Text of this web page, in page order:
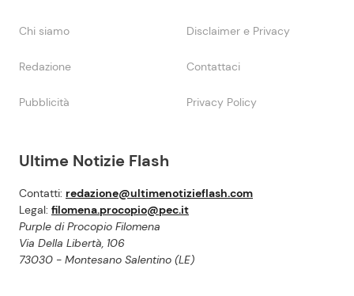
Ultime Notizie Flash
Contatti: redazione@ultimenotizieflash.com
Legal: filomena.procopio@pec.it
Purple di Procopio Filomena
Via Della Libertà, 106
73030 - Montesano Salentino (LE)
Chi siamo Disclaimer e Privacy
Redazione Contattaci
Pubblicità Privacy Policy